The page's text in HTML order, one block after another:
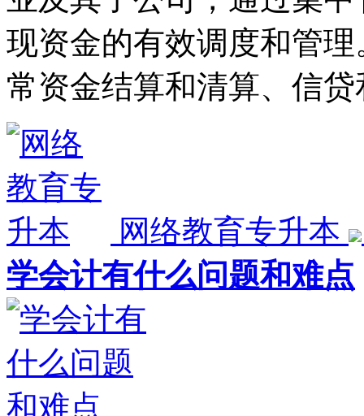
现资金的有效调度和管
常资金结算和清算、信
网络教育专升本
学会计有什么问题和难点